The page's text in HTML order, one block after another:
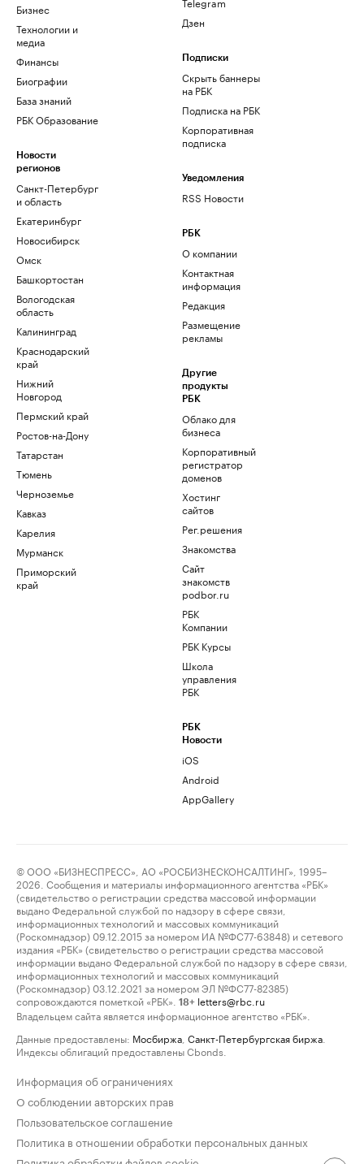
Бизнес
Технологии и
медиа
Финансы
Биографии
База знаний
РБК Образование
Новости
регионов
Санкт-Петербург
и область
Екатеринбург
Новосибирск
Омск
Башкортостан
Вологодская
область
Калининград
Краснодарский
край
Нижний
Новгород
Пермский край
Ростов-на-Дону
Татарстан
Тюмень
Черноземье
Кавказ
Карелия
Мурманск
Приморский
край
Дзен
Подписки
Скрыть баннеры
на РБК
Подписка на РБК
Корпоративная
подписка
Уведомления
RSS Новости
РБК
О компании
Контактная
информация
Редакция
Размещение
рекламы
Другие
продукты
РБК
Облако для
бизнеса
Корпоративный
регистратор
доменов
Хостинг
сайтов
Рег.решения
Знакомства
Сайт
знакомств
podbor.ru
РБК
Компании
РБК Курсы
Школа
управления
РБК
РБК
Новости
iOS
Android
AppGallery
© ООО «БИЗНЕСПРЕСС», АО «РОСБИЗНЕСКОНСАЛТИНГ», 1995–
2026. Сообщения и материалы информационного агентства «РБК»
(свидетельство о регистрации средства массовой информации
выдано Федеральной службой по надзору в сфере связи,
информационных технологий и массовых коммуникаций
(Роскомнадзор) 09.12.2015 за номером ИА №ФС77-63848) и сетевого
издания «РБК» (свидетельство о регистрации средства массовой
информации выдано Федеральной службой по надзору в сфере связи,
информационных технологий и массовых коммуникаций
(Роскомнадзор) 03.12.2021 за номером ЭЛ №ФС77-82385)
сопровождаются пометкой «РБК».
18+ letters@rbc.ru
Владельцем сайта является информационное агентство «РБК».
Данные предоставлены: Мосбиржа Санкт-Петербургская биржа
Индексы облигаций предоставлены Cbonds.
Информация об ограничениях
О соблюдении авторских прав
Пользовательское соглашение
Политика в отношении обработки персональных данных